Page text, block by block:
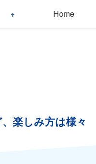
Home
楽しみ方は様々